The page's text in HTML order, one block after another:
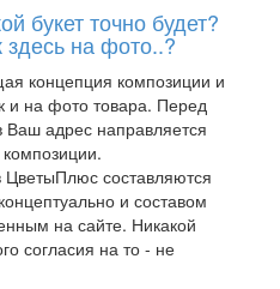
букет точно будет?
здесь на фото..?
концепция композиции и
и на фото товара. Перед
Ваш адрес направляется
ЦветыПлюс составляются
и составом
на сайте. Никакой
согласия на то - не